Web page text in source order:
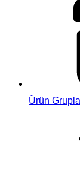
Ürün